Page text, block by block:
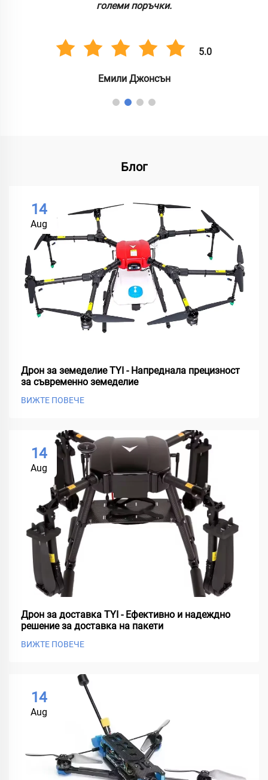
големи поръчки.
5.0
Емили Джонсън
Блог
14
Aug
Дрон за земеделие TYI - Напреднала прецизност
за съвременно земеделие
ВИЖТЕ ПОВЕЧЕ
14
Aug
Дрон за доставка TYI - Ефективно и надеждно
решение за доставка на пакети
ВИЖТЕ ПОВЕЧЕ
14
Aug